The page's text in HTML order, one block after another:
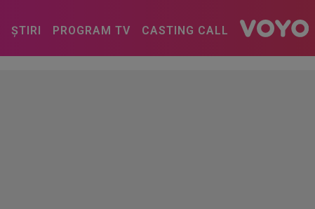
ȘTIRI PROGRAM TV CASTING CALL